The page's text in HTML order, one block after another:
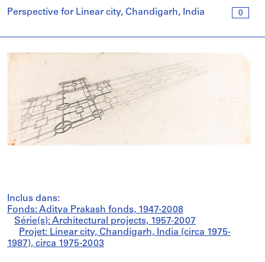
0
Perspective for Linear city, Chandigarh, India
Inclus dans:
Fonds: Aditya Prakash fonds, 1947-2008
Série(s): Architectural projects, 1957-2007
Projet: Linear city, Chandigarh, India (circa 1975-
1987), circa 1975-2003